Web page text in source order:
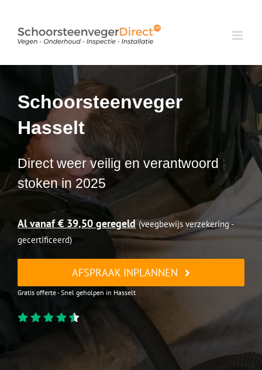
inhoud
Schoorsteenveger
Hasselt
Direct weer veilig en verantwoord
stoken in 2025
Al vanaf € 39,50 geregeld (veegbewijs verzekering -
gecertificeerd)
AFSPRAAK INPLANNEN
Gratis offerte - Snel geholpen in Hasselt